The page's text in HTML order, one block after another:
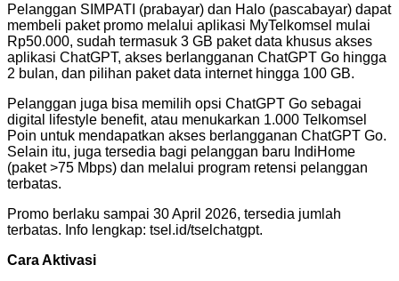
Pelanggan SIMPATI (prabayar) dan Halo (pascabayar) dapat
membeli paket promo melalui aplikasi MyTelkomsel mulai
Rp50.000, sudah termasuk 3 GB paket data khusus akses
aplikasi ChatGPT, akses berlangganan ChatGPT Go hingga
2 bulan, dan pilihan paket data internet hingga 100 GB.
Pelanggan juga bisa memilih opsi ChatGPT Go sebagai
digital lifestyle benefit, atau menukarkan 1.000 Telkomsel
Poin untuk mendapatkan akses berlangganan ChatGPT Go.
Selain itu, juga tersedia bagi pelanggan baru IndiHome
(paket >75 Mbps) dan melalui program retensi pelanggan
terbatas.
Promo berlaku sampai 30 April 2026, tersedia jumlah
terbatas. Info lengkap: tsel.id/tselchatgpt.
Cara Aktivasi